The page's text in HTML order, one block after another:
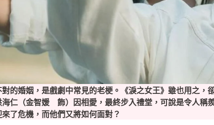
對的婚姻，是戲劇中常見的老梗。《淚之女王》雖也用之
海仁（金智媛 飾）因相愛，最終步入禮堂，可說是令人稱
來了危機，而他們又將如何面對？